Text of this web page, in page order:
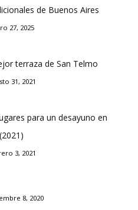
de Buenos Aires
27, 2025
terraza de San Telmo
31, 2021
para un desayuno en
3, 2021
8, 2020